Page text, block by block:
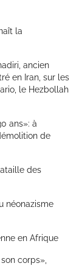
la
ancien
en Iran, sur les
le Hezbollah
ans»: à
de
des
néonazisme
en Afrique
corps»,